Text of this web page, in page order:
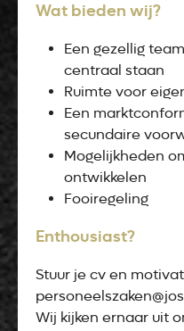
Wat bieden wij?
Een gezellig
centraal staan
Ruimte voor
Een
secundaire
Mogelijkheden
ontwikkelen
Fooiregeling
Enthousiast?
Stuur je cv en
Wij kijken ernaar uit